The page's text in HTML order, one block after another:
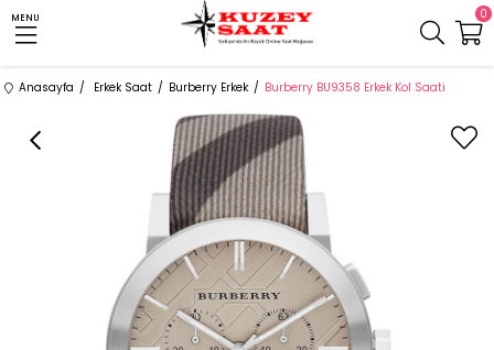
MENU 0
Anasayfa Erkek Saat Burberry Erkek Burberry BU9358 Erkek Kol Saati